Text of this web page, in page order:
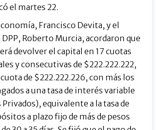
el martes 22.
Francisco Devita, y el
Roberto Murcia, acordaron que
devolver el capital en 17 cuotas
y consecutivas de $222.222.222,
de $222.222.226, con más los
a una tasa de interés variable
Privados), equivalente a la tasa de
a plazo fijo de más de pesos